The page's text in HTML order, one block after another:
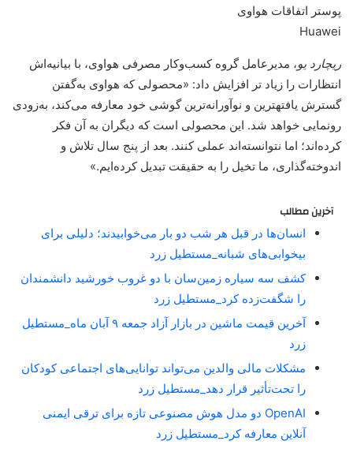
پوستر اتفاقات هواوی
Huawei
ریچارد یو، مدیرعامل گروه کسب‌و‌کار مصرفی هواوی، با بیانیه‌اش
انتظارات را زیاد تر افزایش داد: «محصولی که هواوی به‌گفتن
گسترش یافتهترین و نوآورانه‌ترین گوشی خود معارفه می‌کند، به‌زودی
رونمایی خواهد شد. این محصولی است که دیگران به آن فکر
کرده‌اند؛ اما نتوانسته‌اند عملی کنند. بعد از پنج سال تلاش و
اندوخته‌گذاری، ما تخیل را به حقیقت تبدیل کرده‌ایم.»
آخرین مطالب
انسان‌ها در قبل هر شب دو بار می‌خوابیدند؛ دلیلی برای
بیخوابی‌های شبانه_مستطیل زرد
کشف سه سیاره زمین‌سان با دو غروب خورشید دانشمندان
را شگفت‌زده کرد_مستطیل زرد
آخرین قیمت ماشین در بازار آزاد جمعه ۹ آبان ماه_مستطیل
زرد
مشکلات مالی والدین می‌تواند توانایی‌های اجتماعی کودکان
را تحت‌تأثیر قرار دهد_مستطیل زرد
OpenAI دو مدل هوش مصنوعی تازه برای ترقی ایمنی
آنلاین معارفه کرد_مستطیل زرد